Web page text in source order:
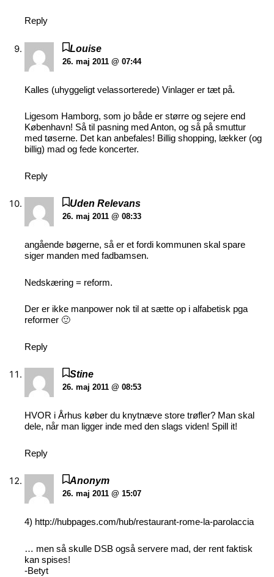
Reply
Louise
26. maj 2011 @ 07:44
Kalles (uhyggeligt velassorterede) Vinlager er tæt på.
Ligesom Hamborg, som jo både er større og sejere end
København! Så til pasning med Anton, og så på smuttur
med tøserne. Det kan anbefales! Billig shopping, lækker (og
billig) mad og fede koncerter.
Reply
Uden Relevans
26. maj 2011 @ 08:33
angående bøgerne, så er et fordi kommunen skal spare
siger manden med fadbamsen.
Nedskæring = reform.
Der er ikke manpower nok til at sætte op i alfabetisk pga
reformer 🙂
Reply
Stine
26. maj 2011 @ 08:53
HVOR i Århus køber du knytnæve store trøfler? Man skal
dele, når man ligger inde med den slags viden! Spill it!
Reply
Anonym
26. maj 2011 @ 15:07
4) http://hubpages.com/hub/restaurant-rome-la-parolaccia
… men så skulle DSB også servere mad, der rent faktisk
kan spises!
-Betyt